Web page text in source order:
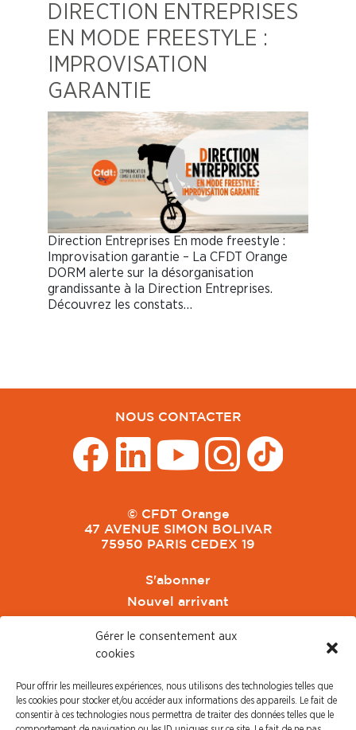
Gérer le consentement aux
cookies
Pour offrir les meilleures expériences, nous utilisons des technologies telles que
les cookies pour stocker et/ou accéder aux informations des appareils. Le fait de
consentir à ces technologies nous permettra de traiter des données telles que le
DIRECTION ENTREPRISES
EN MODE FREESTYLE :
IMPROVISATION
GARANTIE
Direction Entreprises En mode freestyle :
Improvisation garantie – La CFDT Orange
DORM alerte sur la désorganisation
grandissante à la Direction Entreprises.
Découvrez les constats…
NOUS CONTACTER
© CFDT Orange
47 AVENUE SIMON BOLIVAR
75950 PARIS CEDEX 19
S'abonner
Nouvel arrivant
CFDT Cadres
CFDT Retraités